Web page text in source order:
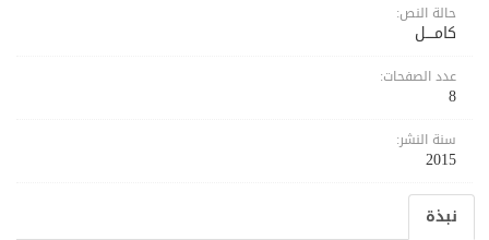
حالة النص:
كامــــل
عدد الصفحات:
8
سنة النشر:
2015
نبذة